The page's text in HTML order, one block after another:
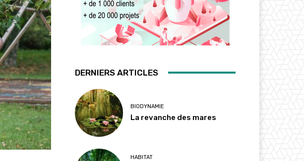
DERNIERS ARTICLES
BIODYNAMIE
La revanche des mares
HABITAT